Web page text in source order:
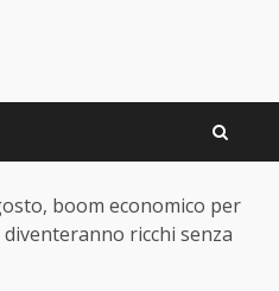
boom economico per
ricchi senza